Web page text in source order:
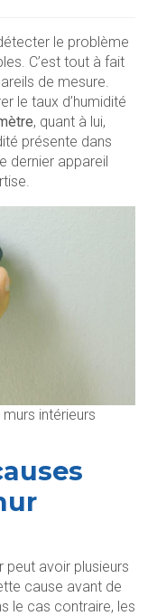
le problème
C’est tout à fait
de mesure.
le taux d’humidité
, quant à lui,
présente dans
dernier appareil
intérieurs
peut avoir plusieurs
cause avant de
le cas contraire, les